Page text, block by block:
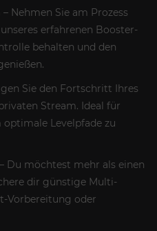
– Nehmen Sie am Prozess
erfahrenen Booster-
behalten und den
Sie den Fortschritt Ihres
Stream. Ideal für
Levelpfade zu
– Du möchtest mehr als einen
dir günstige Multi-
Vorbereitung oder